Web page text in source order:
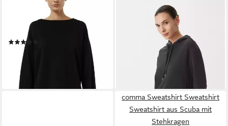
Sweater unifarben, mit
Viskose und Stretch
59,99 €
lieferbar - in 3-4 Werktagen bei dir
Sweatshirt Sweatshirt
Sweatshirt aus Modalmix
UVP79,99 €
leider ausverkauft
comma Sweatshirt Sweatshirt
Sweatshirt aus Scuba mit
Stehkragen